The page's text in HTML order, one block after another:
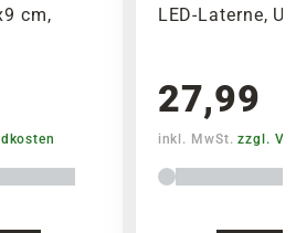
cm,
LED-Laterne,
27,99
inkl. MwSt.zzgl.